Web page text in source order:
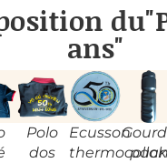
ans"
Polo
dos
Ecusson
pack